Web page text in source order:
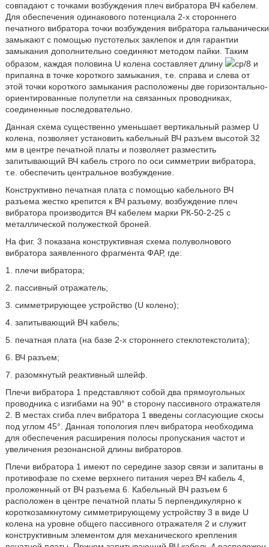
совпадают с точками возбуждения плеч вибратора ВЧ кабелем.
Для обеспечения одинакового потенциала 2-х стороннего
печатного вибратора точки возбуждения вибратора гальванически
замыкают с помощью пустотелых заклепок и для гарантии
замыкания дополнительно соединяют методом пайки. Таким
образом, каждая половина U колена составляет длину
ср/8 и
припаяна в точке короткого замыкания, т.е. справа и слева от
этой точки короткого замыкания расположены две горизонтально-
ориентированные полупетли на связанных проводниках,
соединенные последовательно.
Данная схема существенно уменьшает вертикальный размер U
колена, позволяет установить кабельный ВЧ разъем высотой 32
мм в центре печатной платы и позволяет разместить
запитывающий ВЧ кабель строго по оси симметрии вибратора,
т.е. обеспечить центральное возбуждение.
Конструктивно печатная плата с помощью кабельного ВЧ
разъема жестко крепится к ВЧ разъему, возбуждение плеч
вибратора производится ВЧ кабелем марки РК-50-2-25 с
металлической полужесткой броней.
На фиг. 3 показана конструктивная схема полуволнового
вибратора заявленного фрагмента ФАР, где:
1. плечи вибратора;
2. пассивный отражатель;
3. симметрирующее устройство (U колено);
4. запитывающий ВЧ кабель;
5. печатная плата (на базе 2-х стороннего стеклотекстолита);
6. ВЧ разъем;
7. разомкнутый реактивный шлейф.
Плечи вибратора 1 представляют собой два прямоугольных
проводника с изгибами на 90° в сторону пассивного отражателя
2. В местах сгиба плеч вибратора 1 введены согласующие скосы
под углом 45°. Данная топология плеч вибратора необходима
для обеспечения расширения полосы пропускания частот и
увеличения резонансной длины вибраторов.
Плечи вибратора 1 имеют по середине зазор связи и запитаны в
противофазе по схеме верхнего питания через ВЧ кабель 4,
проложенный от ВЧ разъема 6. Кабельный ВЧ разъем 6
расположен в центре печатной платы 5 перпендикулярно к
короткозамкнутому симметрирующему устройству 3 в виде U
колена на уровне общего пассивного отражателя 2 и служит
конструктивным элементом для механического крепления